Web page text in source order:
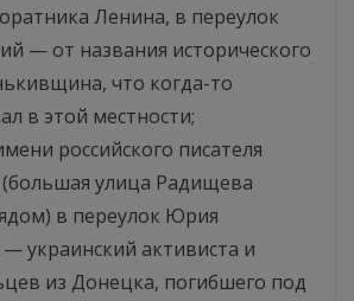
Ленина, в переулок
— от названия исторического
что когда-то
в этой местности;
российского писателя
улица Радищева
в переулок Юрия
украинский активиста и
из Донецка, погибшего под